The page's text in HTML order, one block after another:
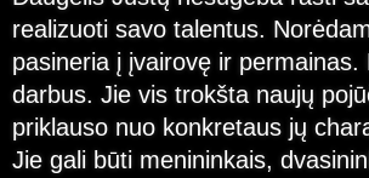
realizuoti savo talentus.
pasineria į įvairovę ir
darbus. Jie vis trokšta naujų
priklauso nuo konkretaus jų
Jie gali būti menininkais,